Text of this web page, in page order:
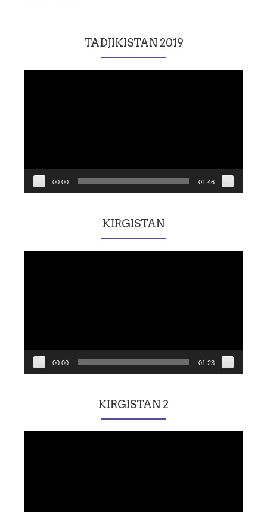
TADJIKISTAN 2019
00:00 01:46
KIRGISTAN
00:00 01:23
KIRGISTAN 2